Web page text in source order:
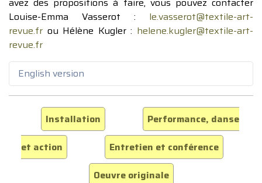
Louise-Emma Vasserot : le.vasserot@textile-art-
revue.fr ou Hélène Kugler : helene.kugler@textile-art-
revue.fr
English version
Installation
Performance, danse
et action
Entretien et conférence
Oeuvre originale